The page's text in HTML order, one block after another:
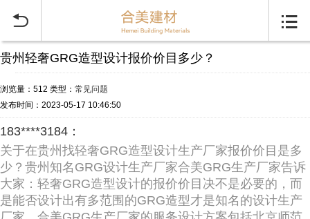
 
贵州轻奢GRG造型设计报价价目多少？
浏览量：512 类型： 常见问题
发布时间：2023-05-17 10:46:50
183****3184：
关于在贵州找轻奢GRG造型设计生产厂家报价价目是多
少？贵州知名GRG设计生产厂家合美GRG生产厂家告诉
大家：轻奢GRG造型设计的报价价目决不是必要的，而
是能否设计出有多范围的GRG造型才是知名的设计生产